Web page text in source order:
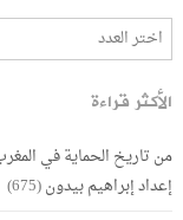
الأكثر قراءة
من تاريخ الحماية في
إعداد إبراهيم بيدون(675)